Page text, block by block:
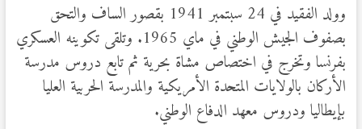
وولد الفقيد في 24 سبتمبر 1941 بقصور الساف والتحق
بصفوف الجيش الوطني في ماي 1965. وتلقى تكوينه العسكري
بفرنسا وتخرج في اختصاص مشاة بحرية ثم تابع دروس مدرسة
الأركان بالولايات المتحدة الأمريكية والمدرسة الحربية العليا
بإيطاليا ودروس معهد الدفاع الوطني.